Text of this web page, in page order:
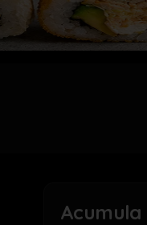
Acumula